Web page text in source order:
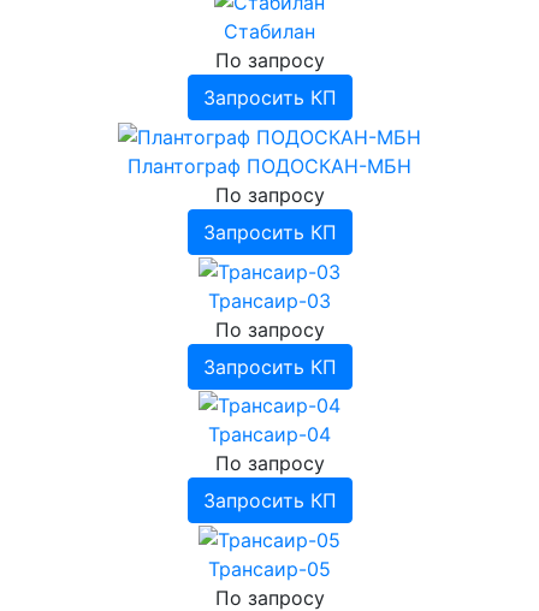
Стабилан
По запросу
Запросить КП
Плантограф ПОДОСКАН-МБН
По запросу
Запросить КП
Трансаир-03
По запросу
Запросить КП
Трансаир-04
По запросу
Запросить КП
Трансаир-05
По запросу